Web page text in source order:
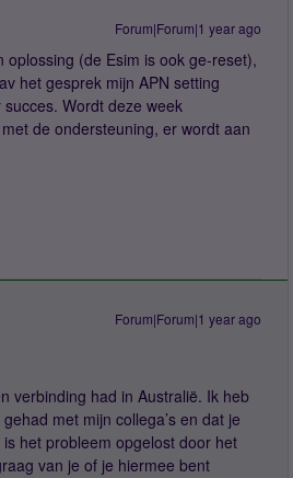
Forum|Forum|1 year ago
(de Esim is ook ge-reset),
het gesprek mijn APN setting
Wordt deze week
de ondersteuning, er wordt aan
Forum|Forum|1 year ago
verbinding had in Australië. Ik heb
met mijn collega’s en dat je
het probleem opgelost door het
van je of je hiermee bent